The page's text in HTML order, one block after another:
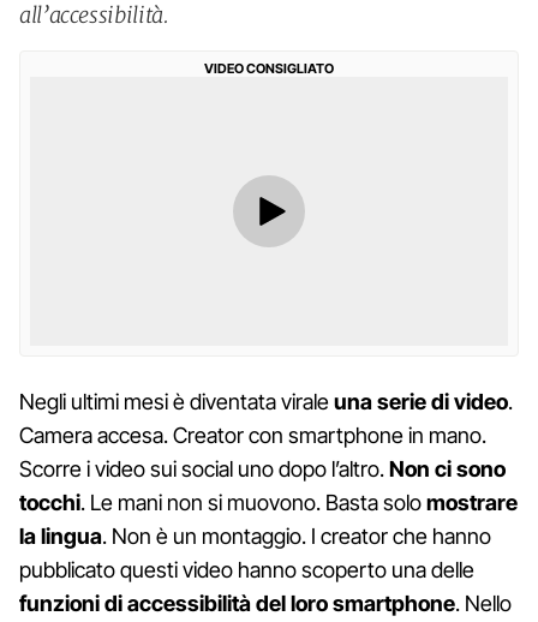
all’accessibilità.
VIDEO CONSIGLIATO
Negli ultimi mesi è diventata viraleuna serie di video.
Camera accesa. Creator con smartphone in mano.
Scorre i video sui social uno dopo l’altro.Non ci sono
tocchi. Le mani non si muovono. Basta solomostrare
la lingua. Non è un montaggio. I creator che hanno
pubblicato questi video hanno scoperto una delle
funzioni di accessibilità del loro smartphone. Nello